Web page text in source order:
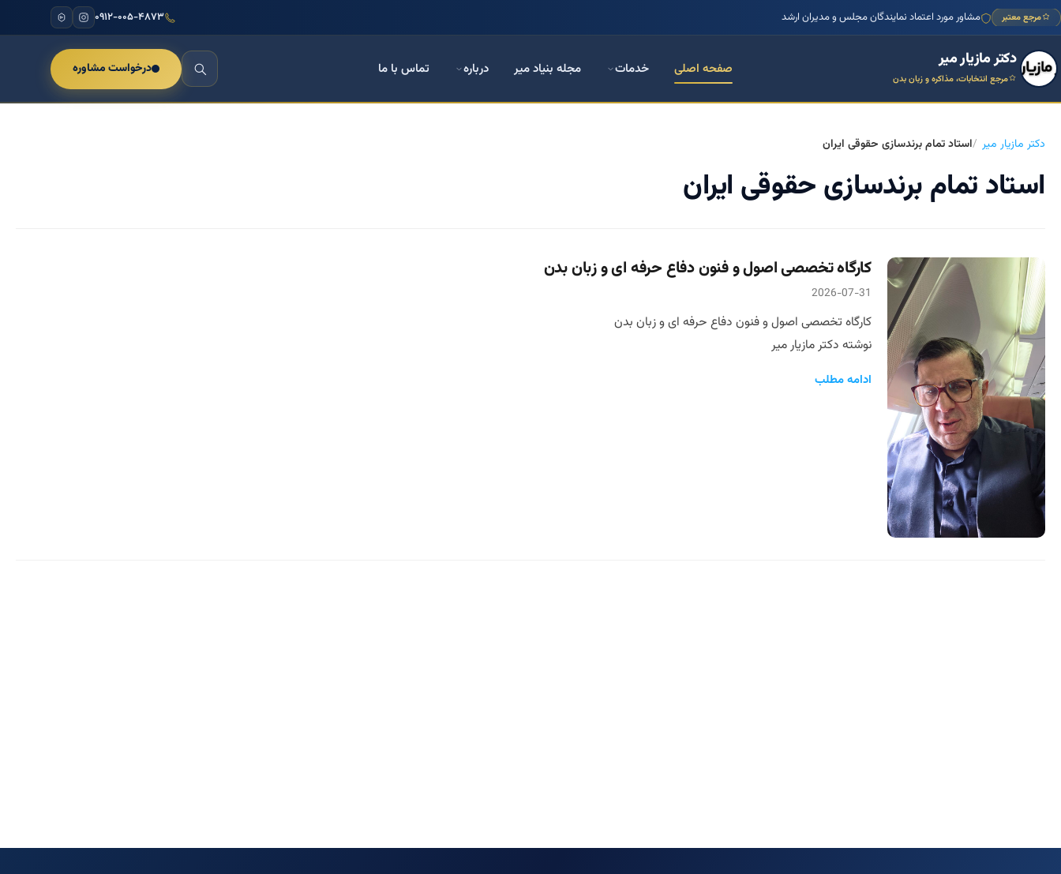
مرجع معتبر مشاور مورد اعتماد نمایندگان مجلس و مدیران ارشد ۰۹۱۲-۰۰۵-۴۸۷۳
دکتر مازیار میر
مرجع انتخابات، مذاکره و زبان بدن
صفحه اصلی خدمات مجله بنیاد میر درباره تماس با ما درخواست مشاوره
دکتر مازیار میر استاد تمام برندسازی حقوقی ایران
استاد تمام برندسازی حقوقی ایران
کارگاه تخصصی اصول و فنون دفاع حرفه ای و زبان بدن
2026-07-31
کارگاه تخصصی اصول و فنون دفاع حرفه ای و زبان بدن
نوشته دکتر مازیار میر
ادامه مطلب